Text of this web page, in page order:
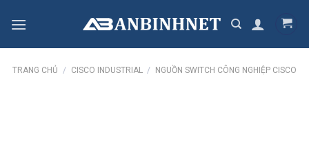
TRANG CHỦ / CISCO INDUSTRIAL / NGUỒN SWITCH CÔNG NGHIỆP CISCO